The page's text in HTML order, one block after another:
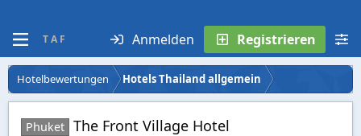
T A F Anmelden Registrieren
Hotelbewertungen Hotels Thailand allgemein
Phuket The Front Village Hotel